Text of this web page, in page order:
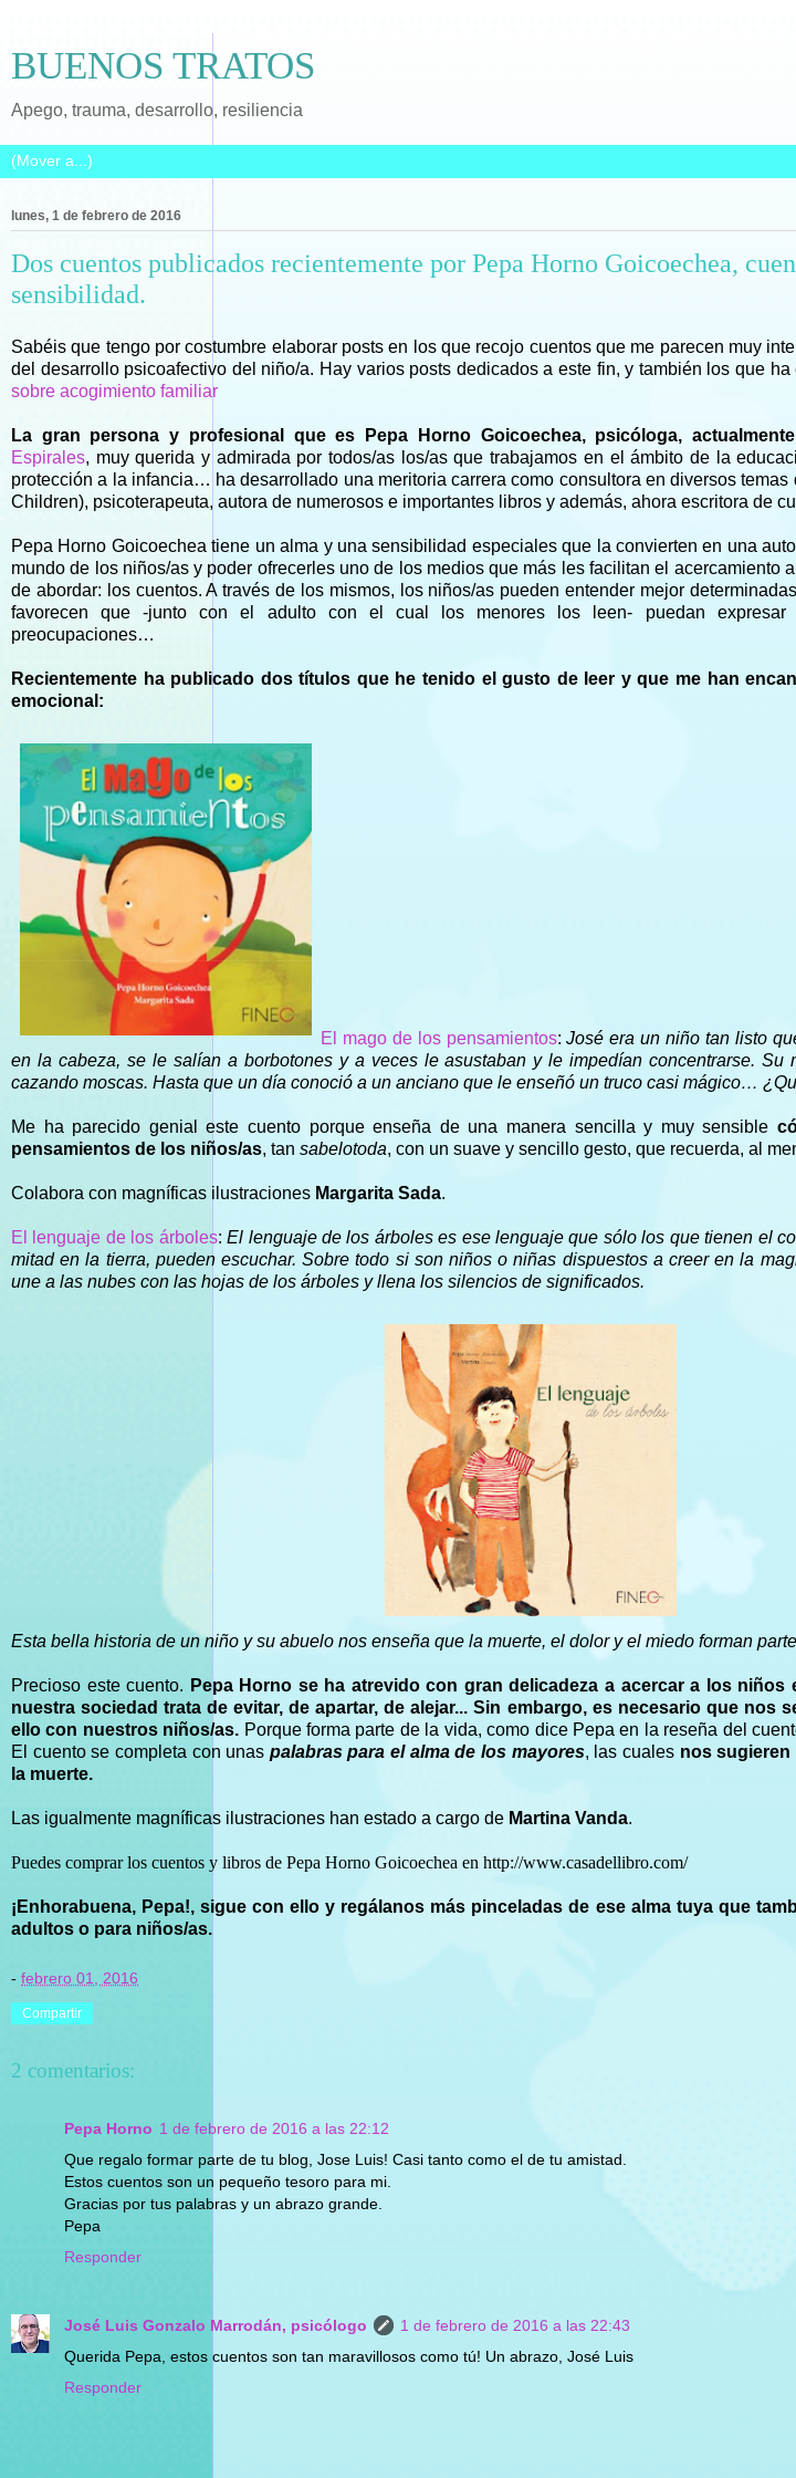
BUENOS TRATOS
Apego, trauma, desarrollo, resiliencia
lunes, 1 de febrero de 2016
Dos cuentos publicados recientemente por Pepa Horno Goicoechea,
sensibilidad.
Sabéis que tengo por costumbre elaborar posts en los que recojo cuentos que me parecen muy
del desarrollo psicoafectivo del niño/a. Hay varios posts dedicados a este fin, y también los que ha
sobre acogimiento familiar
La gran persona y profesional que es Pepa Horno Goicoechea, psicóloga,
Espirales, muy querida y admirada por todos/as los/as que trabajamos en el ámbito de la
protección a la infancia… ha desarrollado una meritoria carrera como consultora en diversos
Children), psicoterapeuta, autora de numerosos e importantes libros y además, ahora escritora de
Pepa Horno Goicoechea tiene un alma y una sensibilidad especiales que la convierten en una
mundo de los niños/as y poder ofrecerles uno de los medios que más les facilitan el acercamiento
de abordar: los cuentos. A través de los mismos, los niños/as pueden entender mejor
favorecen que -junto con el adulto con el cual los menores los leen- puedan expresar
preocupaciones…
Recientemente ha publicado dos títulos que he tenido el gusto de leer y que me han
emocional:
El mago de los pensamientos:José era un niño tan listo
en la cabeza, se le salían a borbotones y a veces le asustaban y le impedían concentrarse. Su
cazando moscas. Hasta que un día conoció a un anciano que le enseñó un truco casi mágico…
Me ha parecido genial este cuento porque enseña de una manera sencilla y muy sensible
pensamientos de los niños/as, tan sabelotoda, con un suave y sencillo gesto, que recuerda, al
Colabora con magníficas ilustraciones Margarita Sada.
El lenguaje de los árboles:El lenguaje de los árboles es ese lenguaje que sólo los que tienen el
mitad en la tierra, pueden escuchar. Sobre todo si son niños o niñas dispuestos a creer en la
une a las nubes con las hojas de los árboles y llena los silencios de significados.
Esta bella historia de un niño y su abuelo nos enseña que la muerte, el dolor y el miedo forman
Precioso este cuento. Pepa Horno se ha atrevido con gran delicadeza a acercar a los niños
nuestra sociedad trata de evitar, de apartar, de alejar... Sin embargo, es necesario que nos
ello con nuestros niños/as. Porque forma parte de la vida, como dice Pepa en la reseña del
El cuento se completa con unas palabras para el alma de los mayores, las cuales nos
la muerte.
Las igualmente magníficas ilustraciones han estado a cargo de Martina Vanda.
Puedes comprar los cuentos y libros de Pepa Horno Goicoechea en http://www.casadellibro.com/
¡Enhorabuena, Pepa!, sigue con ello y regálanos más pinceladas de ese alma tuya que
adultos o para niños/as.
- febrero 01, 2016
Compartir
2 comentarios:
Pepa Horno 1 de febrero de 2016 a las 22:12
Que regalo formar parte de tu blog, Jose Luis! Casi tanto como el de tu amistad.
Estos cuentos son un pequeño tesoro para mi.
Gracias por tus palabras y un abrazo grande.
Pepa
Responder
José Luis Gonzalo Marrodán, psicólogo
1 de febrero de 2016 a las 22:43
Querida Pepa, estos cuentos son tan maravillosos como tú! Un abrazo, José Luis
Responder